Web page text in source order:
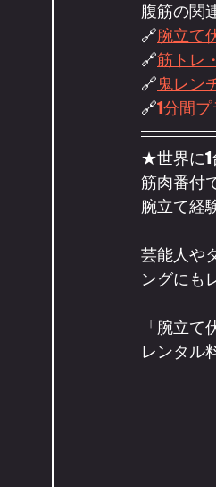
腹筋の関
🔗腕立て
🔗筋トレ
🔗鬼レン
🔗1分間
★世界に1
筋肉番付
腕立て経
芸能人や
ングにも
「腕立
レンタル